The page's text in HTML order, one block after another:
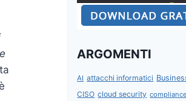
ARGOMENTI
AI attacchi informatici
CISO cloud security compliance